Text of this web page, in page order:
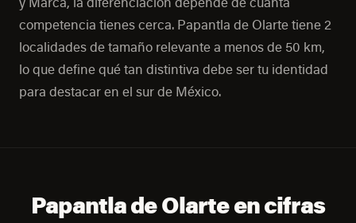
competencia tienes cerca. Papantla de Olarte tiene 2
localidades de tamaño relevante a menos de 50 km,
lo que define qué tan distintiva debe ser tu identidad
para destacar en el sur de México.
Papantla de Olarte en cifras